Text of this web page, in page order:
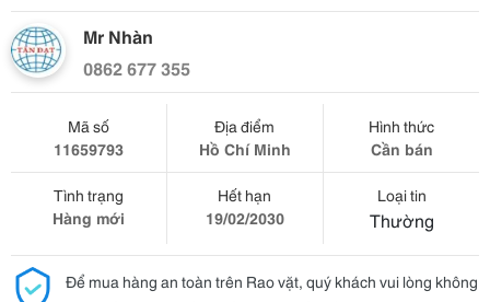
Mr Nhàn
0862 677 355
Mã số
11659793
Địa điểm
Hồ Chí Minh
Hình thức
Cần bán
Tình trạng
Hàng mới
Hết hạn
19/02/2030
Loại tin
Thường
Để mua hàng an toàn trên Rao vặt, quý khách vui lòng không